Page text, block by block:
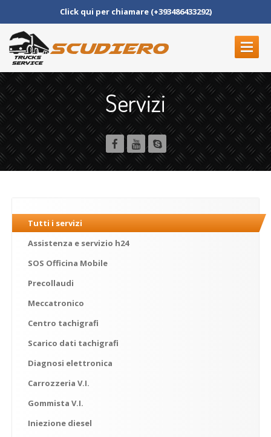
Click qui per chiamare (+393486433292)
OFFICINA
SQUADRA
SERVIZI
CONTATTI
Servizi
Tutti i servizi
Assistenza e servizio h24
SOS Officina Mobile
Precollaudi
Meccatronico
Centro tachigrafi
Scarico dati tachigrafi
Diagnosi elettronica
Carrozzeria V.I.
Gommista V.I.
Iniezione diesel